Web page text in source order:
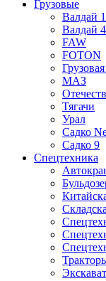
Грузовые
Валдай
Валдай
FAW
FOTON
МАЗ
Тягачи
Урал
Садко
Садко 9
Спецтехника